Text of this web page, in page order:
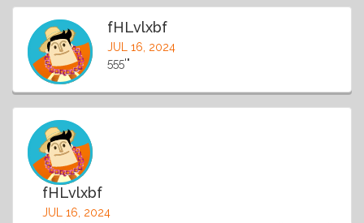
fHLvlxbf
JUL 16, 2024
555'"
fHLvlxbf
JUL 16, 2024